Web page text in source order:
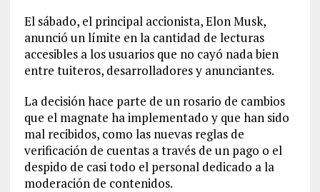
El sábado, el principal accionista, Elon Musk,
anunció un límite en la cantidad de lecturas
accesibles a los usuarios que no cayó nada bien
entre tuiteros, desarrolladores y anunciantes.
La decisión hace parte de un rosario de cambios
que el magnate ha implementado y que han sido
mal recibidos, como las nuevas reglas de
verificación de cuentas a través de un pago o el
despido de casi todo el personal dedicado a la
moderación de contenidos.